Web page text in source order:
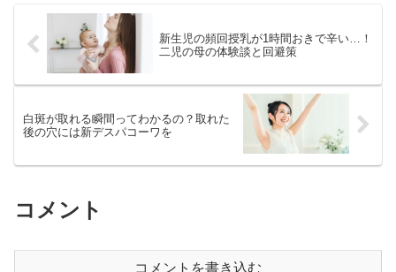
睡眠も削られてしまいます。 寝不足でフラフラ…というママも多い
と思います。 わたし自身も、初めての育児は赤ちゃんに付きっきり
で疲れやストレスが溜まる一方でした。
新生児の頻回授乳が1時間おきで辛い…！
二児の母の体験談と回避策
白斑が取れる瞬間ってわかるの？取れた
後の穴には新デスパコーワを
コメント
コメントを書き込む